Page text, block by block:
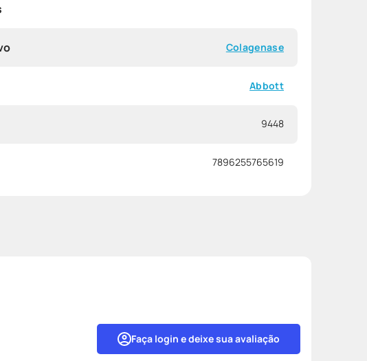
Colagenase
Abbott
9448
7896255765619
Faça login e deixe sua avaliação